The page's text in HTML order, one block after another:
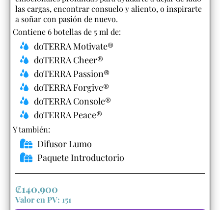
las cargas, encontrar consuelo y aliento, o inspirarte
a soñar con pasión de nuevo.
Contiene 6 botellas de 5 ml de:
doTERRA Motivate®
doTERRA Cheer®
doTERRA Passion®
doTERRA Forgive®
doTERRA Console®
doTERRA Peace®
Y también:​
Difusor Lumo
Paquete Introductorio
₡140,900
Valor en PV: 151